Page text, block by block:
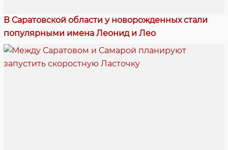
В Саратовской области у новорожденных стали
популярными имена Леонид и Лео